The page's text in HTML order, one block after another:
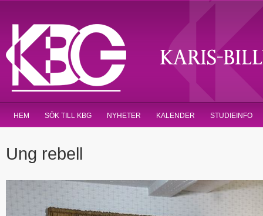
HEM SÖK TILL KBG NYHETER KALENDER STUDIEINFO
Ung rebell